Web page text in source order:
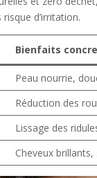
d’irritation.
Bienfaits
Peau nourrie,
Réduction des
Lissage des
Cheveux